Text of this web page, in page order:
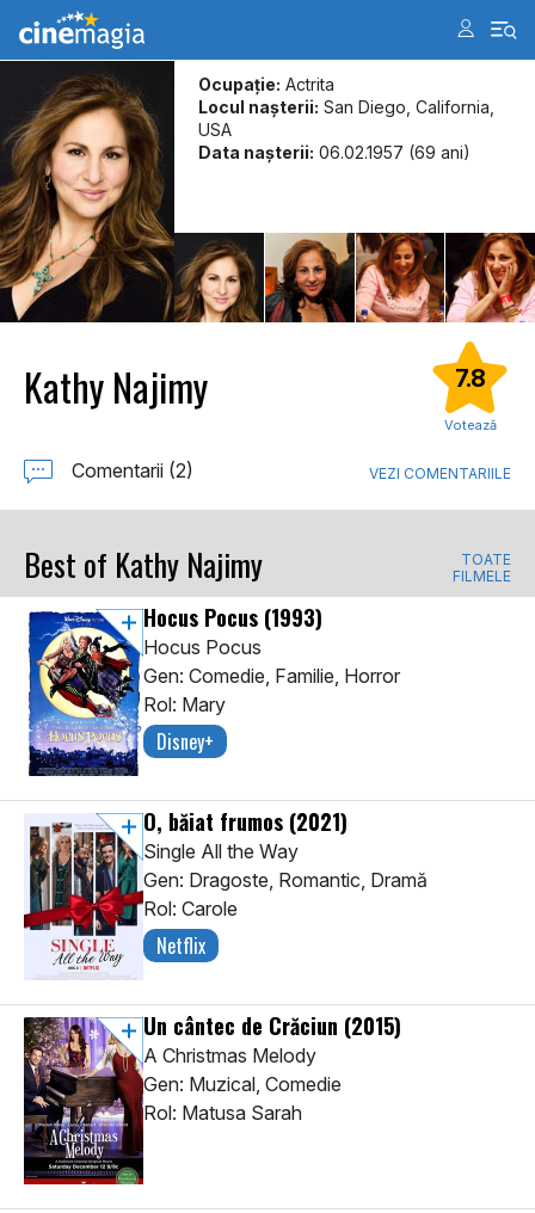
Ocupație: Actrita
Locul naşterii: San Diego, California,
USA
Data naşterii: 06.02.1957 (69 ani)
Kathy Najimy 7.8
Votează
Comentarii (2) VEZI COMENTARIILE
Best of Kathy Najimy
TOATE
FILMELE
Hocus Pocus (1993)
Hocus Pocus
Gen: Comedie, Familie, Horror
Rol: Mary
Disney+
O, băiat frumos (2021)
Single All the Way
Gen: Dragoste, Romantic, Dramă
Rol: Carole
Netflix
Un cântec de Crăciun (2015)
A Christmas Melody
Gen: Muzical, Comedie
Rol: Matusa Sarah